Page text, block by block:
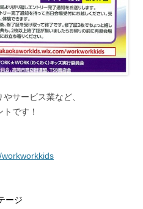
サービス業など、
です！
ージ